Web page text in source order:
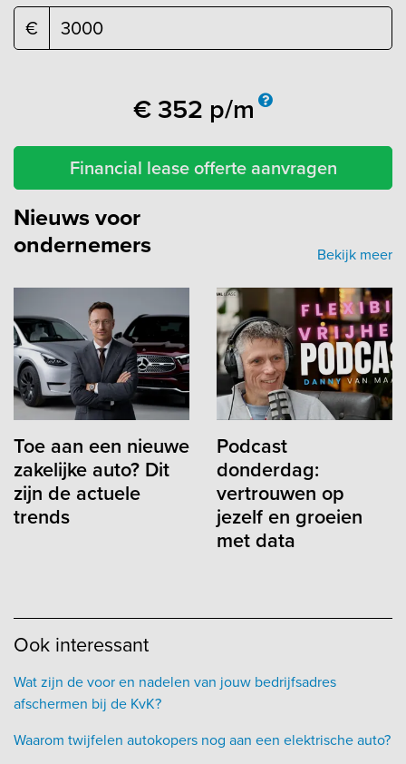
Ook interessant
Wat zijn de voor en nadelen van jouw bedrijfsadres
afschermen bij de KvK?
Waarom twijfelen autokopers nog aan een elektrische auto?
€
€352 p/m
Financial lease offerte aanvragen
Nieuws voor
ondernemers
Bekijk meer
Toe aan een nieuwe
zakelijke auto? Dit
zijn de actuele
trends
Podcast
donderdag:
vertrouwen op
jezelf en groeien
met data